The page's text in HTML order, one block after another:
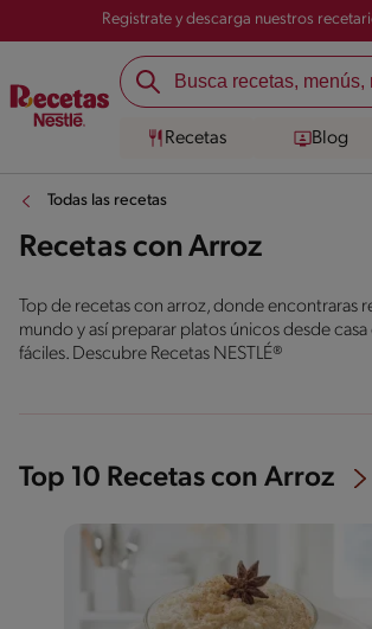
Registrate y descarga nuestros
Recetas Blog
Todas las recetas
Recetas con Arroz
Top de recetas con arroz, donde encontraras
mundo y así preparar platos únicos desde
fáciles. Descubre Recetas NESTLÉ®
Top 10 Recetas con Arroz